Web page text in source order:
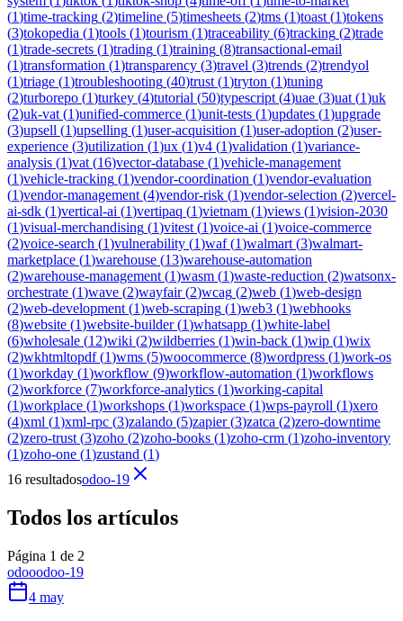
(1)time-tracking (2)timeline (5)timesheets (2)tms (1)toast (1)tokens
(3)tokopedia (1)tools (1)tourism (1)traceability (6)tracking (2)trade
(1)trade-secrets (1)trading (1)training (8)transactional-email
(1)transformation (1)transparency (3)travel (3)trends (2)trendyol
(1)triage (1)troubleshooting (40)trust (1)tryton (1)tuning
(2)turborepo (1)turkey (4)tutorial (50)typescript (4)uae (3)uat (1)uk
(2)uk-vat (1)unified-commerce (1)unit-tests (1)updates (1)upgrade
(3)upsell (1)upselling (1)user-acquisition (1)user-adoption (2)user-
experience (3)utilization (1)ux (1)v4 (1)validation (1)variance-
analysis (1)vat (16)vector-database (1)vehicle-management
(1)vehicle-tracking (1)vendor-coordination (1)vendor-evaluation
(1)vendor-management (4)vendor-risk (1)vendor-selection (2)vercel-
ai-sdk (1)vertical-ai (1)vertipaq (1)vietnam (1)views (1)vision-2030
(1)visual-merchandising (1)vitest (1)voice-ai (1)voice-commerce
(2)voice-search (1)vulnerability (1)waf(1)walmart (3)walmart-
marketplace (1)warehouse (13)warehouse-automation
(2)warehouse-management (1)wasm (1)waste-reduction (2)watsonx-
orchestrate (1)wave (2)wayfair(2)wcag (2)web (1)web-design
(2)web-development (1)web-scraping (1)web3 (1)webhooks
(8)website (1)website-builder(1)whatsapp (1)white-label
(6)wholesale (12)wiki (2)wildberries (1)win-back (1)wip (1)wix
(2)wkhtmltopdf(1)wms (5)woocommerce (8)wordpress (1)work-os
(1)workday (1)workflow (9)workflow-automation (1)workflows
(2)workforce (7)workforce-analytics (1)working-capital
(1)workplace (1)workshops (1)workspace (1)wps-payroll (1)xero
(4)xml (1)xml-rpc (3)zalando (5)zapier(3)zatca (2)zero-downtime
(2)zero-trust (3)zoho (2)zoho-books (1)zoho-crm (1)zoho-inventory
(1)zoho-one (1)zustand (1)
16 resultadosodoo-19
Todos los artículos
Página 1 de 2
odooodoo-19
4 may